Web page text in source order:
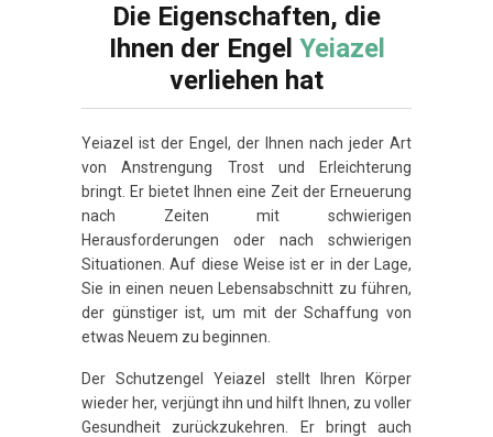
Die Eigenschaften, die
Ihnen der Engel Yeiazel
verliehen hat
Yeiazel ist der Engel, der Ihnen nach jeder Art
von Anstrengung Trost und Erleichterung
bringt. Er bietet Ihnen eine Zeit der Erneuerung
nach Zeiten mit schwierigen
Herausforderungen oder nach schwierigen
Situationen. Auf diese Weise ist er in der Lage,
Sie in einen neuen Lebensabschnitt zu führen,
der günstiger ist, um mit der Schaffung von
etwas Neuem zu beginnen.
Der Schutzengel Yeiazel stellt Ihren Körper
wieder her, verjüngt ihn und hilft Ihnen, zu voller
Gesundheit zurückzukehren. Er bringt auch